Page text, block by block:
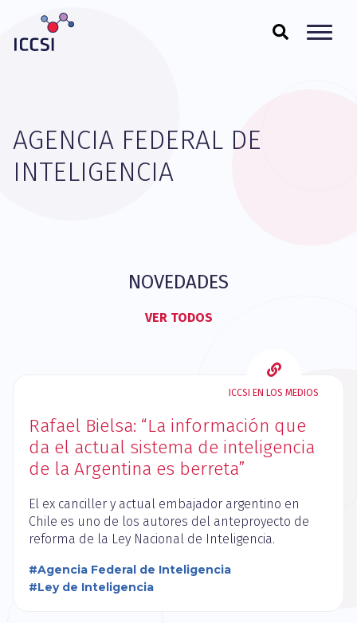
AGENCIA FEDERAL DE
INTELIGENCIA
NOVEDADES
VER TODOS
ICCSI EN LOS MEDIOS
Rafael Bielsa: “La información que
da el actual sistema de inteligencia
de la Argentina es berreta”
El ex canciller y actual embajador argentino en
Chile es uno de los autores del anteproyecto de
reforma de la Ley Nacional de Inteligencia.
#Agencia Federal de Inteligencia
#Ley de Inteligencia